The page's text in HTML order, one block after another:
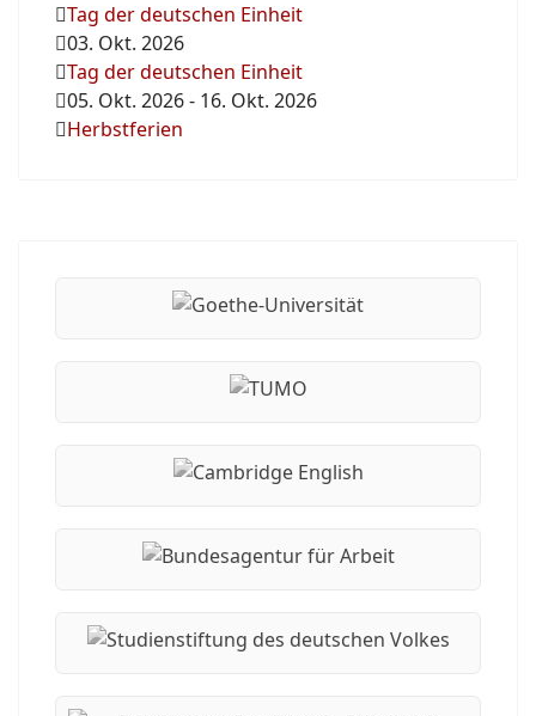
Tag der deutschen Einheit
03. Okt. 2026
Tag der deutschen Einheit
05. Okt. 2026- 16. Okt. 2026
Herbstferien